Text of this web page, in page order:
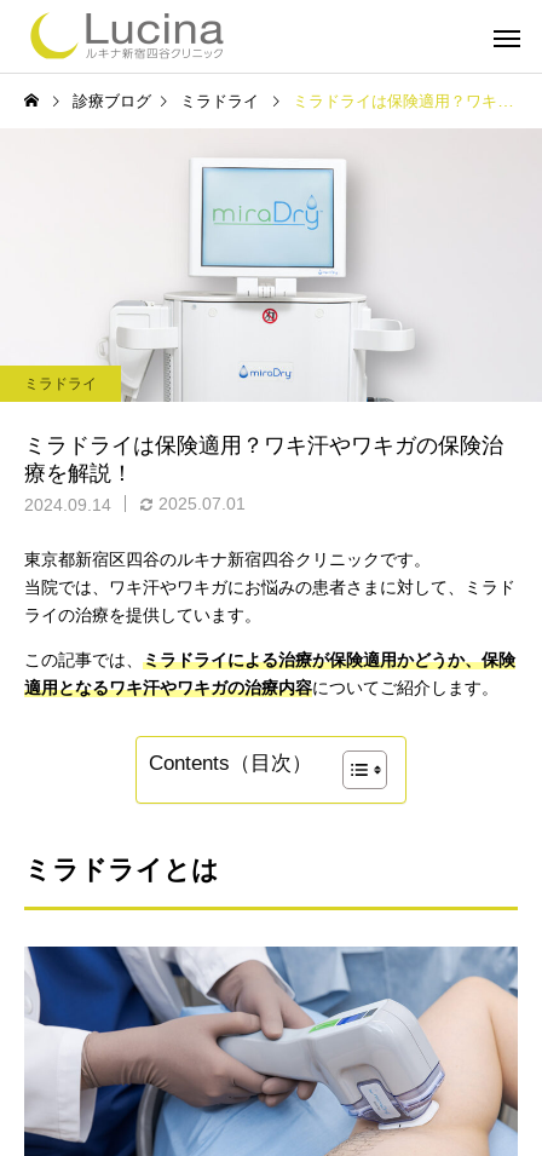
ミラドライ
診療ブログ ミラドライ ミラドライは保険適用？ワキ汗やワキガの保険治療を解説！
ミラドライ
ミラドライは保険適用？ワキ汗やワキガの保険治
療を解説！
2024.09.14 2025.07.01
東京都新宿区四谷のルキナ新宿四谷クリニックです。
当院では、ワキ汗やワキガにお悩みの患者さまに対して、ミラド
ライの治療を提供しています。
この記事では、 ミラドライによる治療が保険適用かどうか、保険
適用となるワキ汗やワキガの治療内容についてご紹介します。
Contents（目次）
ミラドライとは